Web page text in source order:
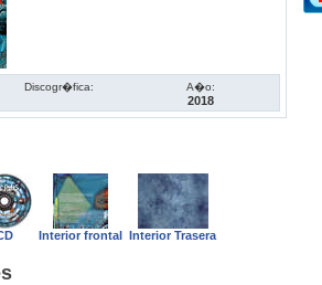
Discogr�fica: A�o:
2018
Interior frontal Interior Trasera